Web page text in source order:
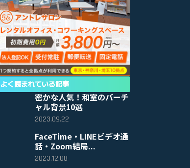
よく読まれている記事
密かな人気！和室のバーチ
ャル背景10選
2023.09.22
FaceTime・LINEビデオ通
話・Zoom結局...
2023.12.08